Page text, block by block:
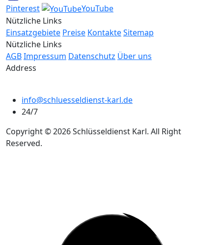
Pinterest
YouTube
Nützliche Links
Einsatzgebiete Preise KontakteSitemap
Nützliche Links
AGBImpressum Datenschutz Über uns
Address
info@schluesseldienst-karl.de
24/7
Copyright © 2026 Schlüsseldienst Karl. All Right
Reserved.